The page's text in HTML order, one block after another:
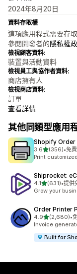
2024年8月20日
資料存取權
這項應用程式需要存
參閱開發者的隱私權
檢視顧客資料:
裝置與活動資料
檢視員工與協作者資料:
商店擁有人
檢視商店資料:
訂單
查看詳情
其他同類型應用
Shopify Order
3.6滿分 5 顆星
(356)
共有 356 則評價
•免費
Print
Shiprocket:
4.1滿分 5 顆星
(631)
共有 631 則評價
•提供
Grow your
Order Printer
4.9滿分 5 顆星
(2,680)
共有 2680 則評
•
Invoice
Built for